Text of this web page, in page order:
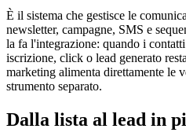
È il sistema che gestisce le
newsletter, campagne, SMS e
la fa l'integrazione: quando i
iscrizione, click o lead generato
marketing alimenta direttamente le
strumento separato.
Dalla lista al lead in